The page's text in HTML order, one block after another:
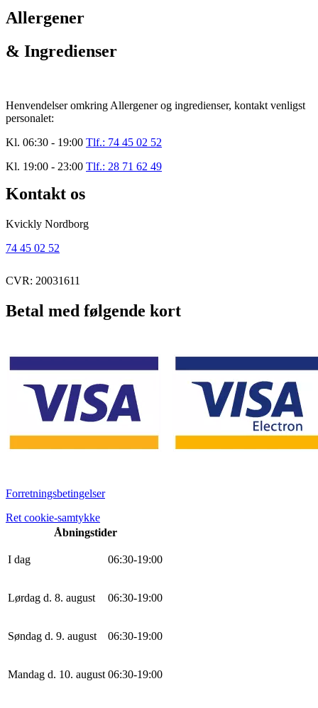
Allergener
& Ingredienser
Henvendelser omkring Allergener og ingredienser, kontakt venligst
personalet:
Kl. 06:30 - 19:00 Tlf.: 74 45 02 52
Kl. 19:00 - 23:00 Tlf.: 28 71 62 49
Kontakt os
Kvickly Nordborg
74 45 02 52
CVR: 20031611
Betal med følgende kort
Forretningsbetingelser
Ret cookie-samtykke
Åbningstider
I dag 06:30-19:00
Lørdag d. 8. august 06:30-19:00
Søndag d. 9. august 06:30-19:00
Mandag d. 10. august 06:30-19:00